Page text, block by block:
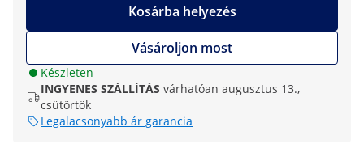
Kosárba helyezés
Vásároljon most
Készleten
INGYENES SZÁLLÍTÁS várhatóan augusztus 13.,
csütörtök
Legalacsonyabb ár garancia